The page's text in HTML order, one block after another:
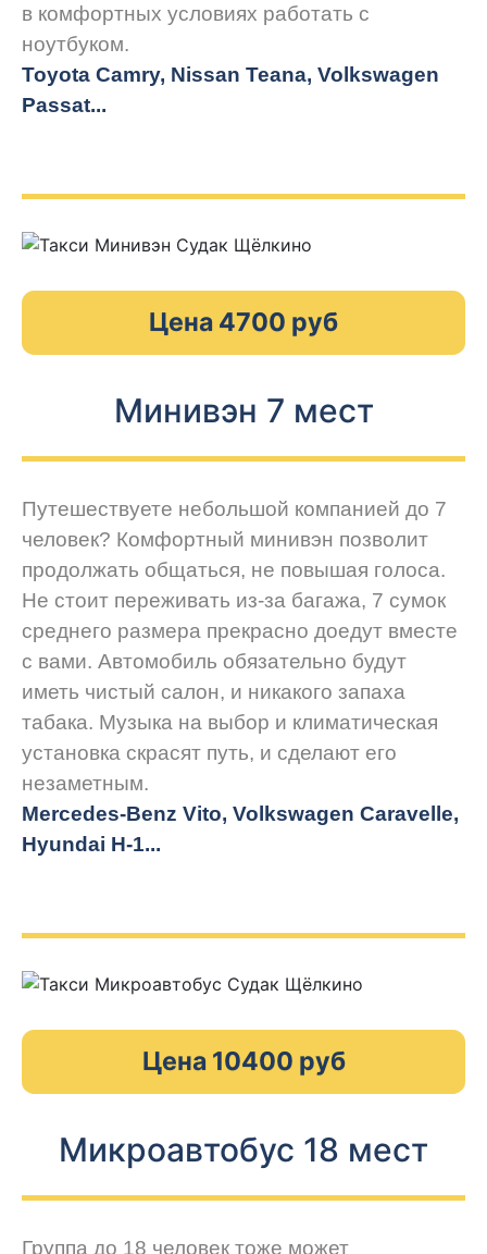
в комфортных условиях работать с
ноутбуком.
Toyota Camry, Nissan Teana, Volkswagen
Passat...
Цена 4700 руб
Минивэн 7 мест
Путешествуете небольшой компанией до 7
человек? Комфортный минивэн позволит
продолжать общаться, не повышая голоса.
Не стоит переживать из-за багажа, 7 сумок
среднего размера прекрасно доедут вместе
с вами. Автомобиль обязательно будут
иметь чистый салон, и никакого запаха
табака. Музыка на выбор и климатическая
установка скрасят путь, и сделают его
незаметным.
Mercedes-Benz Vito, Volkswagen Caravelle,
Hyundai H-1...
Цена 10400 руб
Микроавтобус 18 мест
Группа до 18 человек тоже может